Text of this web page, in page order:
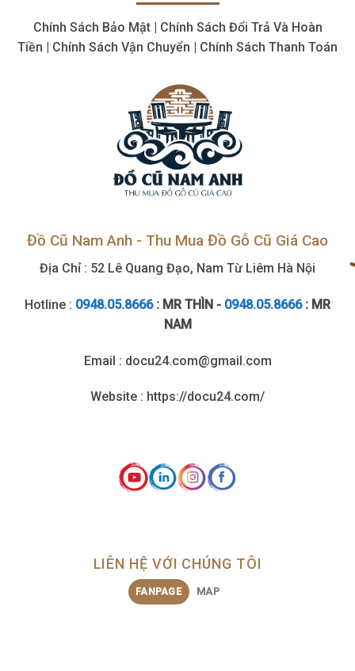
Chính Sách Bảo Mật | Chính Sách Đổi Trả Và Hoàn
Tiền | Chính Sách Vận Chuyển | Chính Sách Thanh Toán
Đồ Cũ Nam Anh - Thu Mua Đồ Gỗ Cũ Giá Cao
Địa Chỉ : 52 Lê Quang Đạo, Nam Từ Liêm Hà Nội
Hotline : 0948.05.8666 : MR THÌN - 0948.05.8666: MR
NAM
Email : docu24.com@gmail.com
Website : https://docu24.com/
LIÊN HỆ VỚI CHÚNG TÔI
FANPAGE MAP